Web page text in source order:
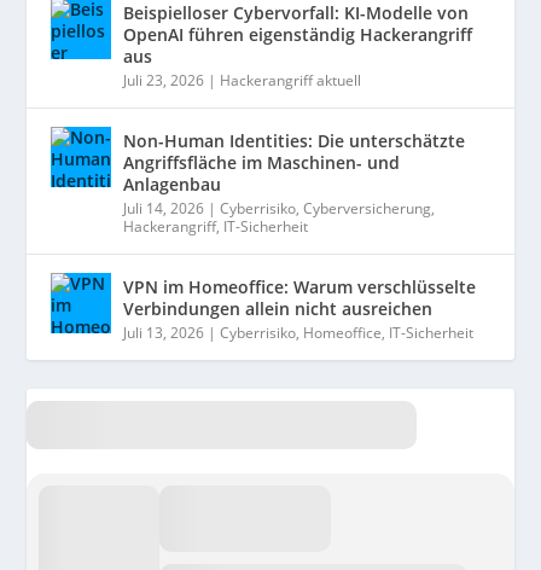
Beispielloser Cybervorfall: KI-Modelle von
OpenAI führen eigenständig Hackerangriff
aus
Juli 23, 2026 | Hackerangriff aktuell
Non-Human Identities: Die unterschätzte
Angriffsfläche im Maschinen- und
Anlagenbau
Juli 14, 2026 |Cyberrisiko,Cyberversicherung,
Hackerangriff, IT-Sicherheit
VPN im Homeoffice: Warum verschlüsselte
Verbindungen allein nicht ausreichen
Juli 13, 2026 |Cyberrisiko, Homeoffice, IT-Sicherheit